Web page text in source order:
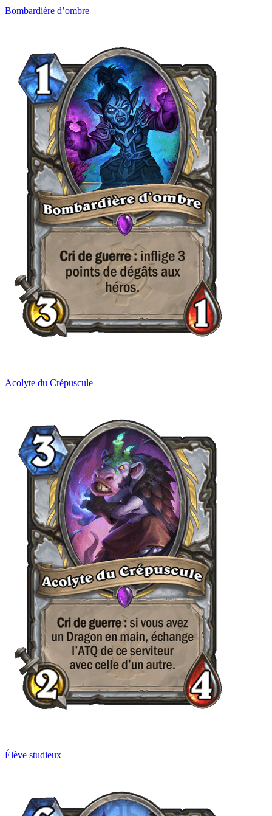
Bombardière d’ombre
Acolyte du Crépuscule
Élève studieux